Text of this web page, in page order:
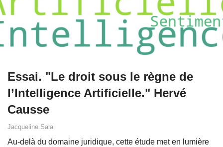
Essai. "Le droit sous le règne de
l’Intelligence Artificielle." Hervé
Causse
Jacqueline Sala
Au-delà du domaine juridique, cette étude met en lumière